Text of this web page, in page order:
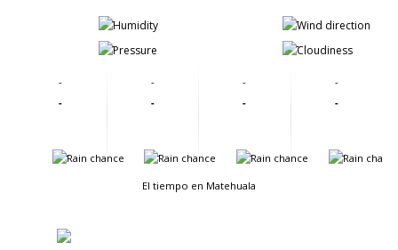
-
-
-
-
-
-
-
-
-
-
-
-
-
-
-
-
El tiempo en Matehuala